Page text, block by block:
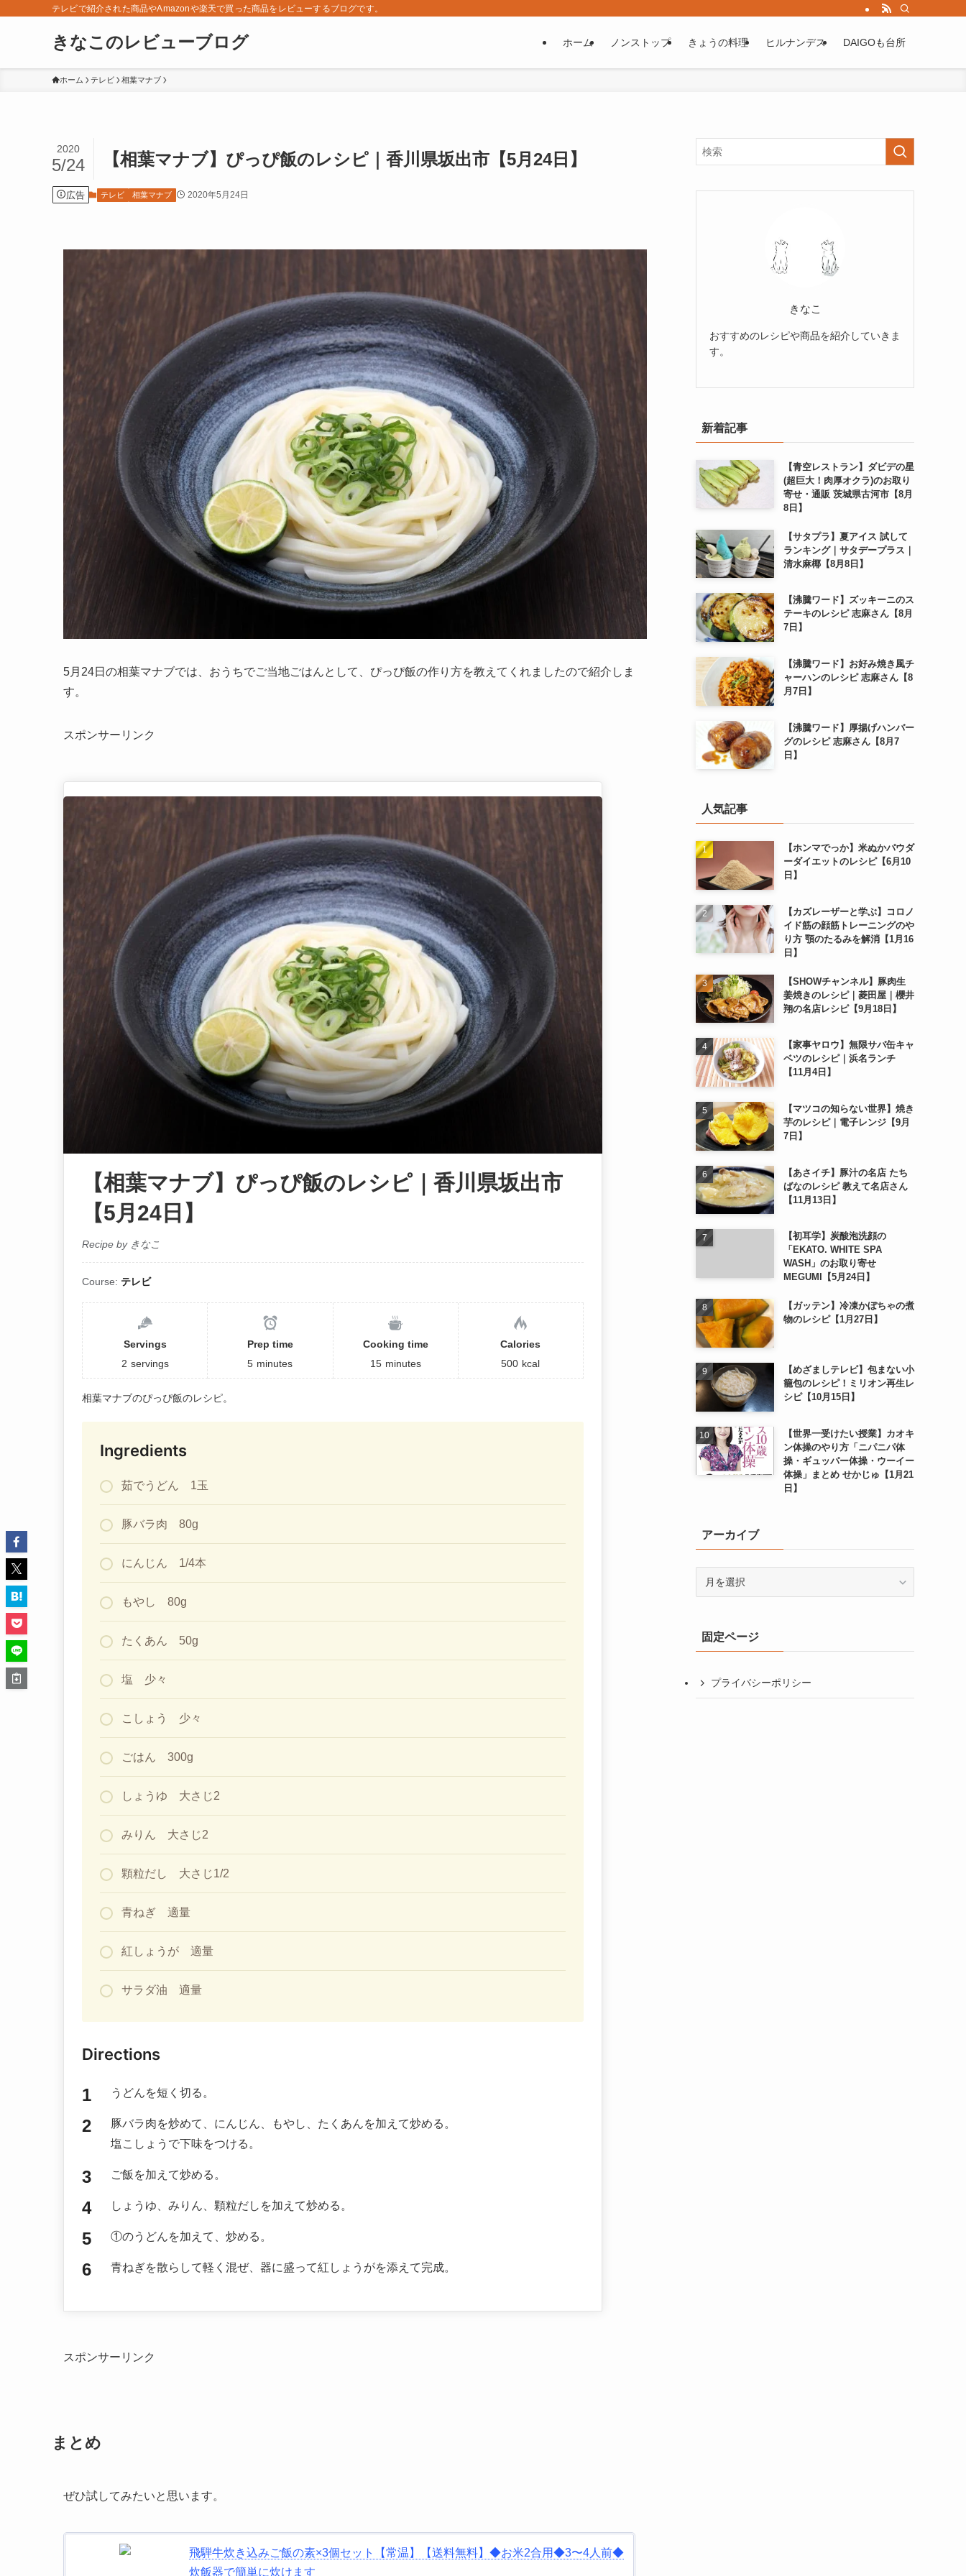
テレビで紹介された商品やAmazonや楽天で買った商品をレビューするブログです。
きなこのレビューブログ ホーム ノンストップ きょうの料理 ヒルナンデス DAIGOも台所
ホーム テレビ 相葉マナブ
【相葉マナブ】ぴっぴ飯のレシピ｜香川県坂出市【5月24日】
2020
5/24
広告 テレビ 相葉マナブ 2020年5月24日
5月24日の相葉マナブでは、おうちでご当地ごはんとして、ぴっぴ飯の作り方を教えてくれましたので紹介しま
す。
スポンサーリンク
【相葉マナブ】ぴっぴ飯のレシピ｜香川県坂出市
【5月24日】
Recipe by きなこ
Course: テレビ
Servings
2 servings
Prep time
5 minutes
Cooking time
15 minutes
Calories
500 kcal
相葉マナブのぴっぴ飯のレシピ。
Ingredients
茹でうどん 1玉
豚バラ肉 80g
にんじん 1/4本
もやし 80g
たくあん 50g
塩 少々
こしょう 少々
ごはん 300g
しょうゆ 大さじ2
みりん 大さじ2
顆粒だし 大さじ1/2
青ねぎ 適量
紅しょうが 適量
サラダ油 適量
Directions
うどんを短く切る。
豚バラ肉を炒めて、にんじん、もやし、たくあんを加えて炒める。
塩こしょうで下味をつける。
ご飯を加えて炒める。
しょうゆ、みりん、顆粒だしを加えて炒める。
①のうどんを加えて、炒める。
青ねぎを散らして軽く混ぜ、器に盛って紅しょうがを添えて完成。
スポンサーリンク
まとめ
ぜひ試してみたいと思います。
飛騨牛炊き込みご飯の素×3個セット【常温】【送料無料】◆お米2合用◆3〜4人前◆
炊飯器で簡単に炊けます
きなこ
おすすめのレシピや商品を紹介していきま
す。
新着記事
【青空レストラン】ダビデの星
(超巨大！肉厚オクラ)のお取り
寄せ・通販 茨城県古河市【8月
8日】
【サタプラ】夏アイス 試して
ランキング｜サタデープラス｜
清水麻椰【8月8日】
【沸騰ワード】ズッキーニのス
テーキのレシピ 志麻さん【8月
7日】
【沸騰ワード】お好み焼き風チ
ャーハンのレシピ 志麻さん【8
月7日】
【沸騰ワード】厚揚げハンバー
グのレシピ 志麻さん【8月7
日】
人気記事
【ホンマでっか】米ぬかパウダ
ーダイエットのレシピ【6月10
日】
【カズレーザーと学ぶ】コロノ
イド筋の顔筋トレーニングのや
り方 顎のたるみを解消【1月16
日】
【SHOWチャンネル】豚肉生
姜焼きのレシピ｜菱田屋｜櫻井
翔の名店レシピ【9月18日】
【家事ヤロウ】無限サバ缶キャ
ベツのレシピ｜浜名ランチ
【11月4日】
【マツコの知らない世界】焼き
芋のレシピ｜電子レンジ【9月
7日】
【あさイチ】豚汁の名店 たち
ばなのレシピ 教えて名店さん
【11月13日】
【初耳学】炭酸泡洗顔の
「EKATO. WHITE SPA
WASH」のお取り寄せ
MEGUMI【5月24日】
【ガッテン】冷凍かぼちゃの煮
物のレシピ【1月27日】
【めざましテレビ】包まない小
籠包のレシピ！ミリオン再生レ
シピ【10月15日】
【世界一受けたい授業】カオキ
ン体操のやり方「ニパニパ体
操・ギュッパー体操・ウーイー
体操」まとめ せかじゅ【1月21
日】
アーカイブ
ブ固定ページ
プライバシーポリシー